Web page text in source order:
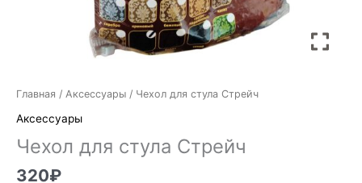
Главная / Аксессуары / Чехол для стула Стрейч
Аксессуары
Чехол для стула Стрейч
320₽